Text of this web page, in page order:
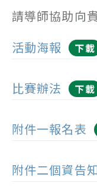
請導師協助向
活動海報
下載
比賽辦法 下載
附件一報名表
附件二個資告